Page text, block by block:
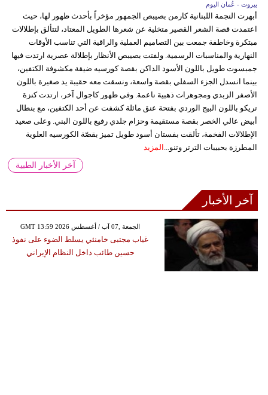
بيروت - عُمان اليوم
أبهرت النجمة اللبنانية كارمن بصيبص الجمهور مؤخراً بأحدث ظهور لها، حيث
اعتمدت قصة الشعر القصير متخلية عن شعرها الطويل المعتاد، لتتألق بإطلالات
مبتكرة وخاطفة جمعت بين التصاميم العملية والراقية التي تناسب الأوقات
النهارية والمناسبات الرسمية. ولفتت بصيبص الأنظار بإطلالة عصرية ارتدت فيها
جمبسوت طويل باللون الأسود الداكن بقصة كورسيه ضيقة مكشوفة الكتفين،
بينما انسدل الجزء السفلي بقصة واسعة، ونسقت معه حقيبة يد صغيرة باللون
الأصفر الزبدي ومجوهرات ذهبية ناعمة. وفي ظهور كاجوال آخر، ارتدت كنزة
تريكو باللون البيج الوردي بفتحة عنق مائلة كشفت عن أحد الكتفين، مع بنطال
أبيض عالي الخصر بقصة مستقيمة وحزام جلدي رفيع باللون البني. وعلى صعيد
الإطلالات الفخمة، تألقت بفستان أسود طويل تميز بقصّة الكورسيه العلوية
المطرزة بحبيبات الترتر وتنو... المزيد
آخر الأخبار الطبية
آخر الأخبار
GMT 13:59 2026 الجمعة ,07 آب / أغسطس
غياب مجتبى خامنئي يسلط الضوء على نفوذ
حسين طائب داخل النظام الإيراني